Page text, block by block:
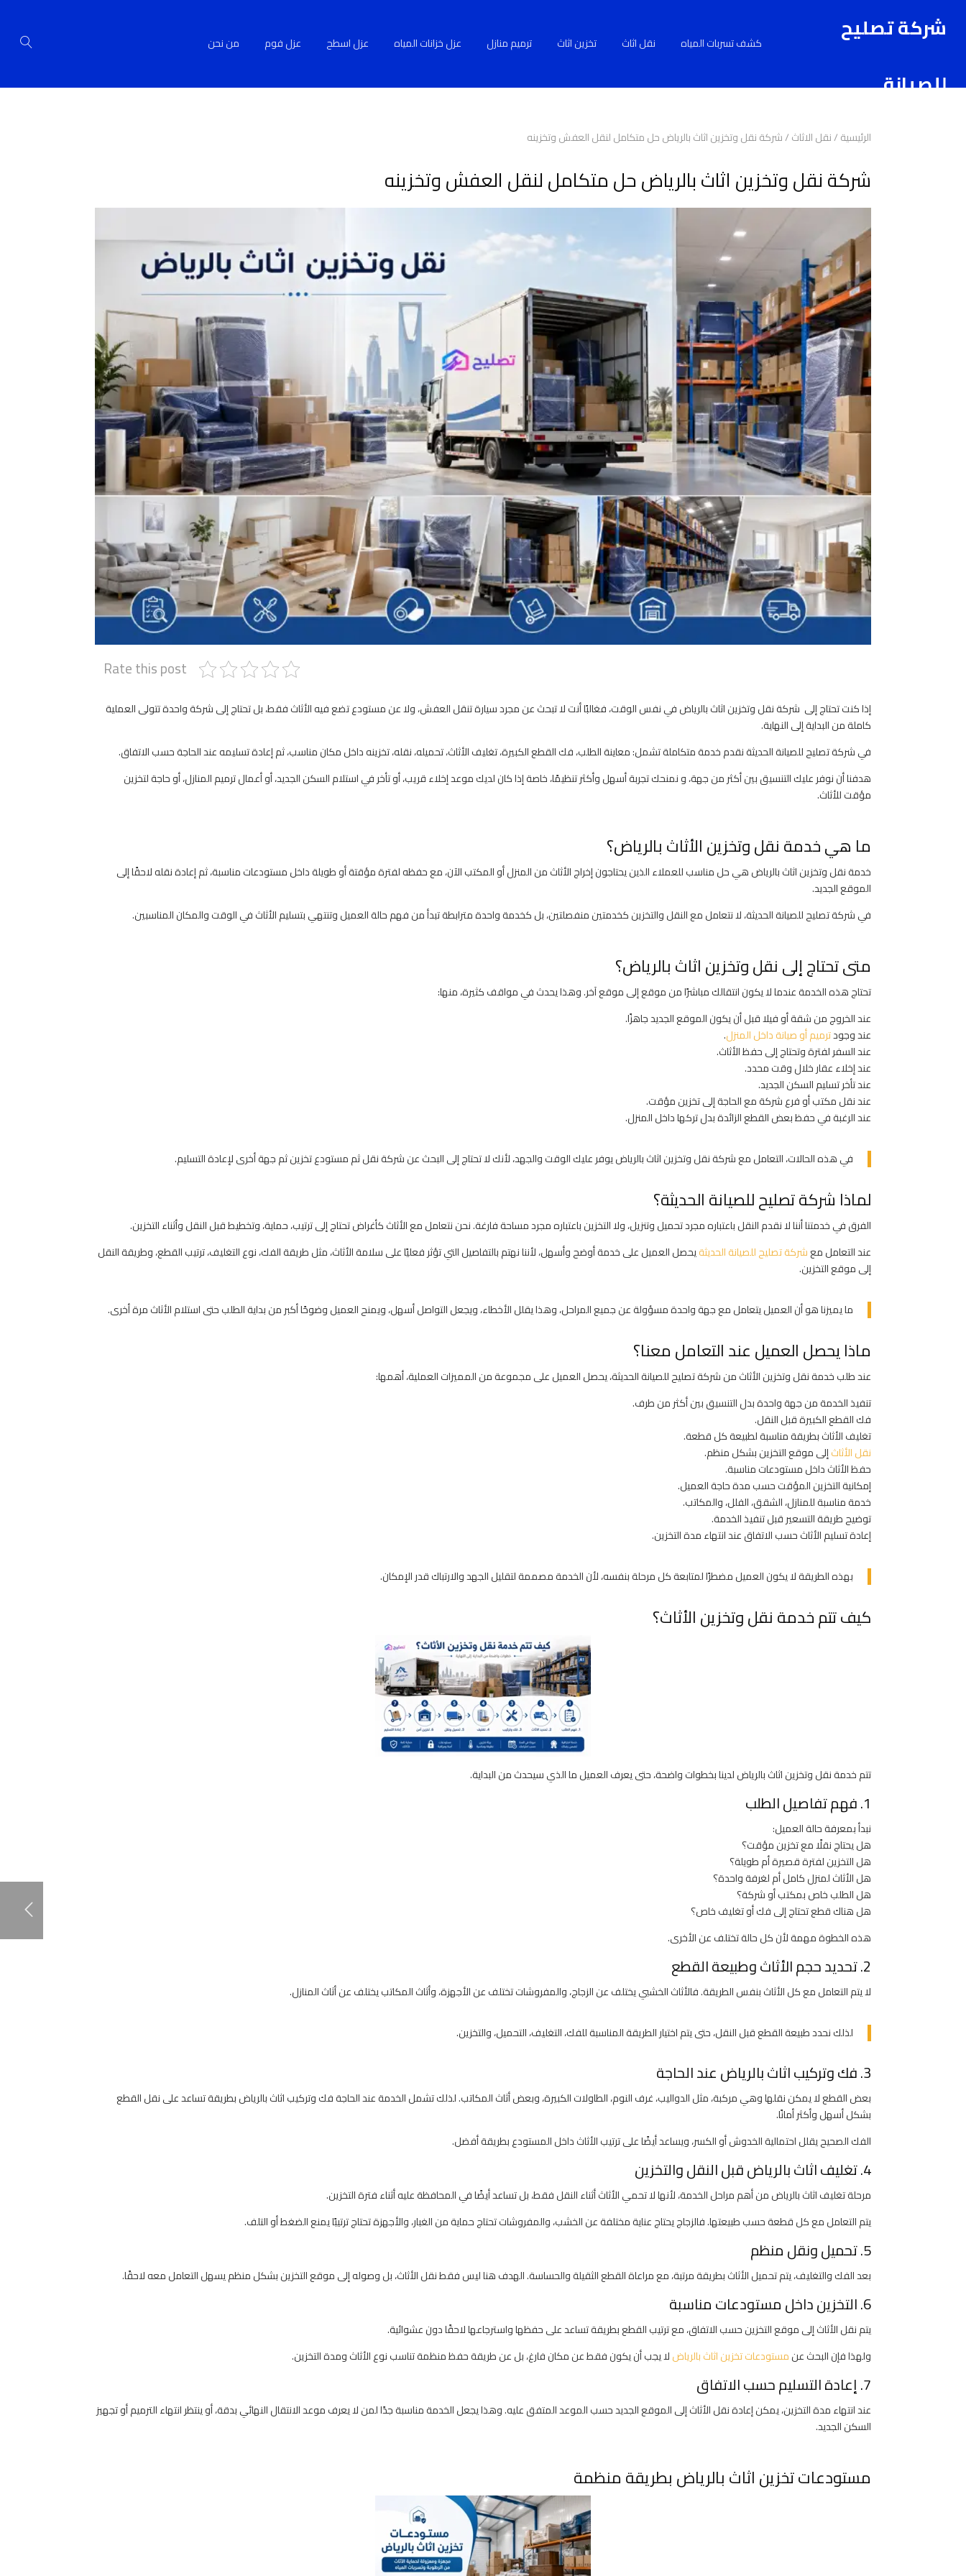
شركة تصليح
للصيانة
كشف تسربات المياه نقل اثاث تخزين اثاث ترميم منازل عزل خزانات المياه عزل اسطح عزل فوم من نحن
الرئيسية/نقل الاثاث/شركة نقل وتخزين اثاث بالرياض حل متكامل لنقل العفش وتخزينه
شركة نقل وتخزين اثاث بالرياض حل متكامل لنقل العفش وتخزينه
Rate this post
إذا كنت تحتاج إلى شركة نقل وتخزين اثاث بالرياض في نفس الوقت، فغالبًا أنت لا تبحث عن مجرد سيارة تنقل العفش، ولا عن مستودع تضع فيه الأثاث فقط، بل تحتاج إلى شركة واحدة تتولى العملية
كاملة من البداية إلى النهاية.
في شركة تصليح للصيانة الحديثة نقدم خدمة متكاملة تشمل: معاينة الطلب، فك القطع الكبيرة، تغليف الأثاث، تحميله، نقله، تخزينه داخل مكان مناسب، ثم إعادة تسليمه عند الحاجة حسب الاتفاق.
هدفنا أن نوفر عليك التنسيق بين أكثر من جهة، و نمنحك تجربة أسهل وأكثر تنظيمًا، خاصة إذا كان لديك موعد إخلاء قريب، أو تأخر في استلام السكن الجديد، أو أعمال ترميم المنازل، أو حاجة لتخزين
مؤقت للأثاث.
ما هي خدمة نقل وتخزين الأثاث بالرياض؟
خدمة نقل وتخزين اثاث بالرياض هي حل مناسب للعملاء الذين يحتاجون إخراج الأثاث من المنزل أو المكتب الآن، مع حفظه لفترة مؤقتة أو طويلة داخل مستودعات مناسبة، ثم إعادة نقله لاحقًا إلى
الموقع الجديد.
في شركة تصليح للصيانة الحديثة، لا نتعامل مع النقل والتخزين كخدمتين منفصلتين، بل كخدمة واحدة مترابطة تبدأ من فهم حالة العميل وتنتهي بتسليم الأثاث في الوقت والمكان المناسبين.
متى تحتاج إلى نقل وتخزين اثاث بالرياض؟
تحتاج هذه الخدمة عندما لا يكون انتقالك مباشرًا من موقع إلى موقع آخر. وهذا يحدث في مواقف كثيرة، منها:
عند الخروج من شقة أو فيلا قبل أن يكون الموقع الجديد جاهزًا.
عند وجودترميم أو صيانة داخل المنزل.
عند السفر لفترة وتحتاج إلى حفظ الأثاث.
عند إخلاء عقار خلال وقت محدد.
عند تأخر تسليم السكن الجديد.
عند نقل مكتب أو فرع شركة مع الحاجة إلى تخزين مؤقت.
عند الرغبة في حفظ بعض القطع الزائدة بدل تركها داخل المنزل.
في هذه الحالات، التعامل مع شركة نقل وتخزين اثاث بالرياض يوفر عليك الوقت والجهد، لأنك لا تحتاج إلى البحث عن شركة نقل ثم مستودع تخزين ثم جهة أخرى لإعادة التسليم.
لماذا شركة تصليح للصيانة الحديثة؟
الفرق في خدمتنا أننا لا نقدم النقل باعتباره مجرد تحميل وتنزيل، ولا التخزين باعتباره مجرد مساحة فارغة. نحن نتعامل مع الأثاث كأغراض تحتاج إلى ترتيب، حماية، وتخطيط قبل النقل وأثناء التخزين.
عند التعامل معشركة تصليح للصيانة الحديثةيحصل العميل على خدمة أوضح وأسهل، لأننا نهتم بالتفاصيل التي تؤثر فعليًا على سلامة الأثاث، مثل طريقة الفك، نوع التغليف، ترتيب القطع، وطريقة النقل
إلى موقع التخزين.
ما يميزنا هو أن العميل يتعامل مع جهة واحدة مسؤولة عن جميع المراحل، وهذا يقلل الأخطاء، ويجعل التواصل أسهل، ويمنح العميل وضوحًا أكبر من بداية الطلب حتى استلام الأثاث مرة أخرى.
ماذا يحصل العميل عند التعامل معنا؟
عند طلب خدمة نقل وتخزين الأثاث من شركة تصليح للصيانة الحديثة، يحصل العميل على مجموعة من المميزات العملية، أهمها:
تنفيذ الخدمة من جهة واحدة بدل التنسيق بين أكثر من طرف.
فك القطع الكبيرة قبل النقل.
تغليف الأثاث بطريقة مناسبة لطبيعة كل قطعة.
نقل الأثاثإلى موقع التخزين بشكل منظم.
حفظ الأثاث داخل مستودعات مناسبة.
إمكانية التخزين المؤقت حسب مدة حاجة العميل.
خدمة مناسبة للمنازل، الشقق، الفلل، والمكاتب.
توضيح طريقة التسعير قبل تنفيذ الخدمة.
إعادة تسليم الأثاث حسب الاتفاق عند انتهاء مدة التخزين.
بهذه الطريقة لا يكون العميل مضطرًا لمتابعة كل مرحلة بنفسه، لأن الخدمة مصممة لتقليل الجهد والارتباك قدر الإمكان.
كيف تتم خدمة نقل وتخزين الأثاث؟
تتم خدمة نقل وتخزين اثاث بالرياض لدينا بخطوات واضحة، حتى يعرف العميل ما الذي سيحدث من البداية.
1. فهم تفاصيل الطلب
نبدأ بمعرفة حالة العميل:
هل يحتاج نقلًا مع تخزين مؤقت؟
هل التخزين لفترة قصيرة أم طويلة؟
هل الأثاث لمنزل كامل أم لغرفة واحدة؟
هل الطلب خاص بمكتب أو شركة؟
هل هناك قطع تحتاج إلى فك أو تغليف خاص؟
هذه الخطوة مهمة لأن كل حالة تختلف عن الأخرى.
2. تحديد حجم الأثاث وطبيعة القطع
لا يتم التعامل مع كل الأثاث بنفس الطريقة. فالأثاث الخشبي يختلف عن الزجاج، والمفروشات تختلف عن الأجهزة، وأثاث المكاتب يختلف عن أثاث المنازل.
لذلك نحدد طبيعة القطع قبل النقل، حتى يتم اختيار الطريقة المناسبة للفك، التغليف، التحميل، والتخزين.
3. فك وتركيب اثاث بالرياض عند الحاجة
بعض القطع لا يمكن نقلها وهي مركبة، مثل الدواليب، غرف النوم، الطاولات الكبيرة، وبعض أثاث المكاتب. لذلك تشمل الخدمة عند الحاجة فك وتركيب اثاث بالرياض بطريقة تساعد على نقل القطع
بشكل أسهل وأكثر أمانًا.
الفك الصحيح يقلل احتمالية الخدوش أو الكسر، ويساعد أيضًا على ترتيب الأثاث داخل المستودع بطريقة أفضل.
4. تغليف اثاث بالرياض قبل النقل والتخزين
مرحلة تغليف اثاث بالرياض من أهم مراحل الخدمة، لأنها لا تحمي الأثاث أثناء النقل فقط، بل تساعد أيضًا في المحافظة عليه أثناء فترة التخزين.
يتم التعامل مع كل قطعة حسب طبيعتها. فالزجاج يحتاج عناية مختلفة عن الخشب، والمفروشات تحتاج حماية من الغبار، والأجهزة تحتاج ترتيبًا يمنع الضغط أو التلف.
5. تحميل ونقل منظم
بعد الفك والتغليف، يتم تحميل الأثاث بطريقة مرتبة، مع مراعاة القطع الثقيلة والحساسة. الهدف هنا ليس فقط نقل الأثاث، بل وصوله إلى موقع التخزين بشكل منظم يسهل التعامل معه لاحقًا.
6. التخزين داخل مستودعات مناسبة
يتم نقل الأثاث إلى موقع التخزين حسب الاتفاق، مع ترتيب القطع بطريقة تساعد على حفظها واسترجاعها لاحقًا دون عشوائية.
ولهذا فإن البحث عنمستودعات تخزين اثاث بالرياضلا يجب أن يكون فقط عن مكان فارغ، بل عن طريقة حفظ منظمة تناسب نوع الأثاث ومدة التخزين.
7. إعادة التسليم حسب الاتفاق
عند انتهاء مدة التخزين، يمكن إعادة نقل الأثاث إلى الموقع الجديد حسب الموعد المتفق عليه. وهذا يجعل الخدمة مناسبة جدًا لمن لا يعرف موعد الانتقال النهائي بدقة، أو ينتظر انتهاء الترميم أو تجهيز
السكن الجديد.
مستودعات تخزين اثاث بالرياض بطريقة منظمة